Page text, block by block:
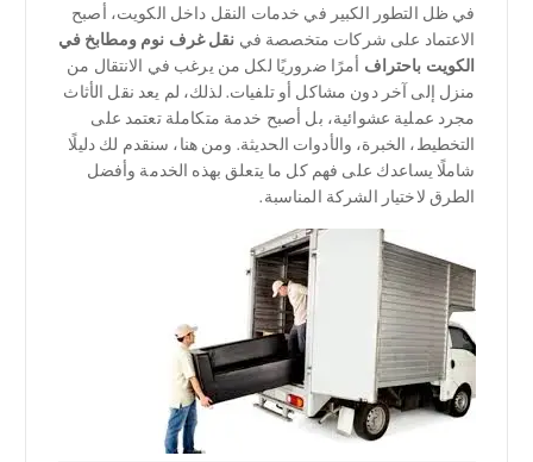
في ظل التطور الكبير في خدمات النقل داخل الكويت، أصبح
الاعتماد على شركات متخصصة في نقل غرف نوم ومطابخ في
الكويت باحتراف أمرًا ضروريًا لكل من يرغب في الانتقال من
منزل إلى آخر دون مشاكل أو تلفيات. لذلك، لم يعد نقل الأثاث
مجرد عملية عشوائية، بل أصبح خدمة متكاملة تعتمد على
التخطيط، الخبرة، والأدوات الحديثة. ومن هنا، سنقدم لك دليلًا
شاملًا يساعدك على فهم كل ما يتعلق بهذه الخدمة وأفضل
الطرق لاختيار الشركة المناسبة.